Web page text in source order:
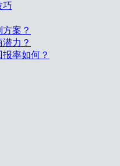
巧
案？
力？
率如何？